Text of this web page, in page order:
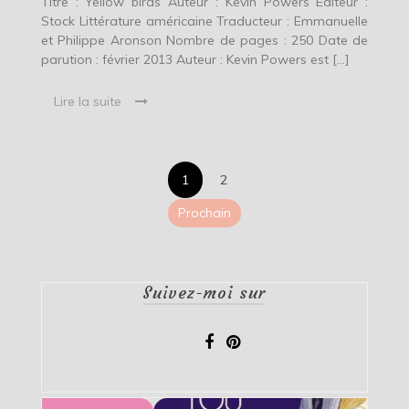
Stock Littérature américaine Traducteur : Emmanuelle
et Philippe Aronson Nombre de pages : 250 Date de
parution : février 2013 Auteur : Kevin Powers est […]
Lire la suite
Pagination
des
1
2
Prochain
Suivez-moi sur